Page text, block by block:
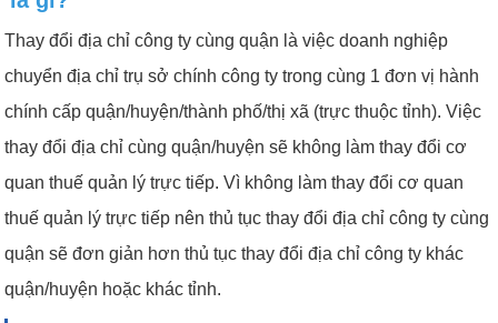
Thay đổi địa chỉ công ty cùng quận là việc doanh nghiệp
chuyển địa chỉ trụ sở chính công ty trong cùng 1 đơn vị hành
chính cấp quận/huyện/thành phố/thị xã (trực thuộc tỉnh). Việc
thay đổi địa chỉ cùng quận/huyện sẽ không làm thay đổi cơ
quan thuế quản lý trực tiếp. Vì không làm thay đổi cơ quan
thuế quản lý trực tiếp nên thủ tục thay đổi địa chỉ công ty cùng
quận sẽ đơn giản hơn thủ tục thay đổi địa chỉ công ty khác
quận/huyện hoặc khác tỉnh.